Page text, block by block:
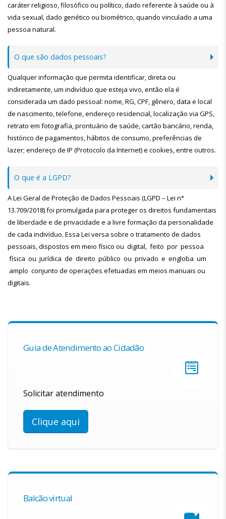
caráter religioso, filosófico ou político, dado referente à saúde ou à
vida sexual, dado genético ou biométrico, quando vinculado a uma
pessoa natural.
O que são dados pessoais?
Qualquer informação que permita identificar, direta ou
indiretamente, um indivíduo que esteja vivo, então ela é
considerada um dado pessoal: nome, RG, CPF, gênero, data e local
de nascimento, telefone, endereço residencial, localização via GPS,
retrato em fotografia, prontuário de saúde, cartão bancário, renda,
histórico de pagamentos, hábitos de consumo, preferências de
lazer; endereço de IP (Protocolo da Internet) e cookies, entre outros.
O que é a LGPD?
A Lei Geral de Proteção de Dados Pessoais (LGPD – Lei n°
13.709/2018) foi promulgada para proteger os direitos fundamentais
de liberdade e de privacidade e a livre formação da personalidade
de cada indivíduo. Essa Lei versa sobre o tratamento de dados
pessoais, dispostos em meio físico ou digital, feito por pessoa
física ou jurídica de direito público ou privado e engloba um
amplo conjunto de operações efetuadas em meios manuais ou
digitais.
Guia de Atendimento ao Cidadão
Solicitar atendimento
Clique aqui
Balcão virtual